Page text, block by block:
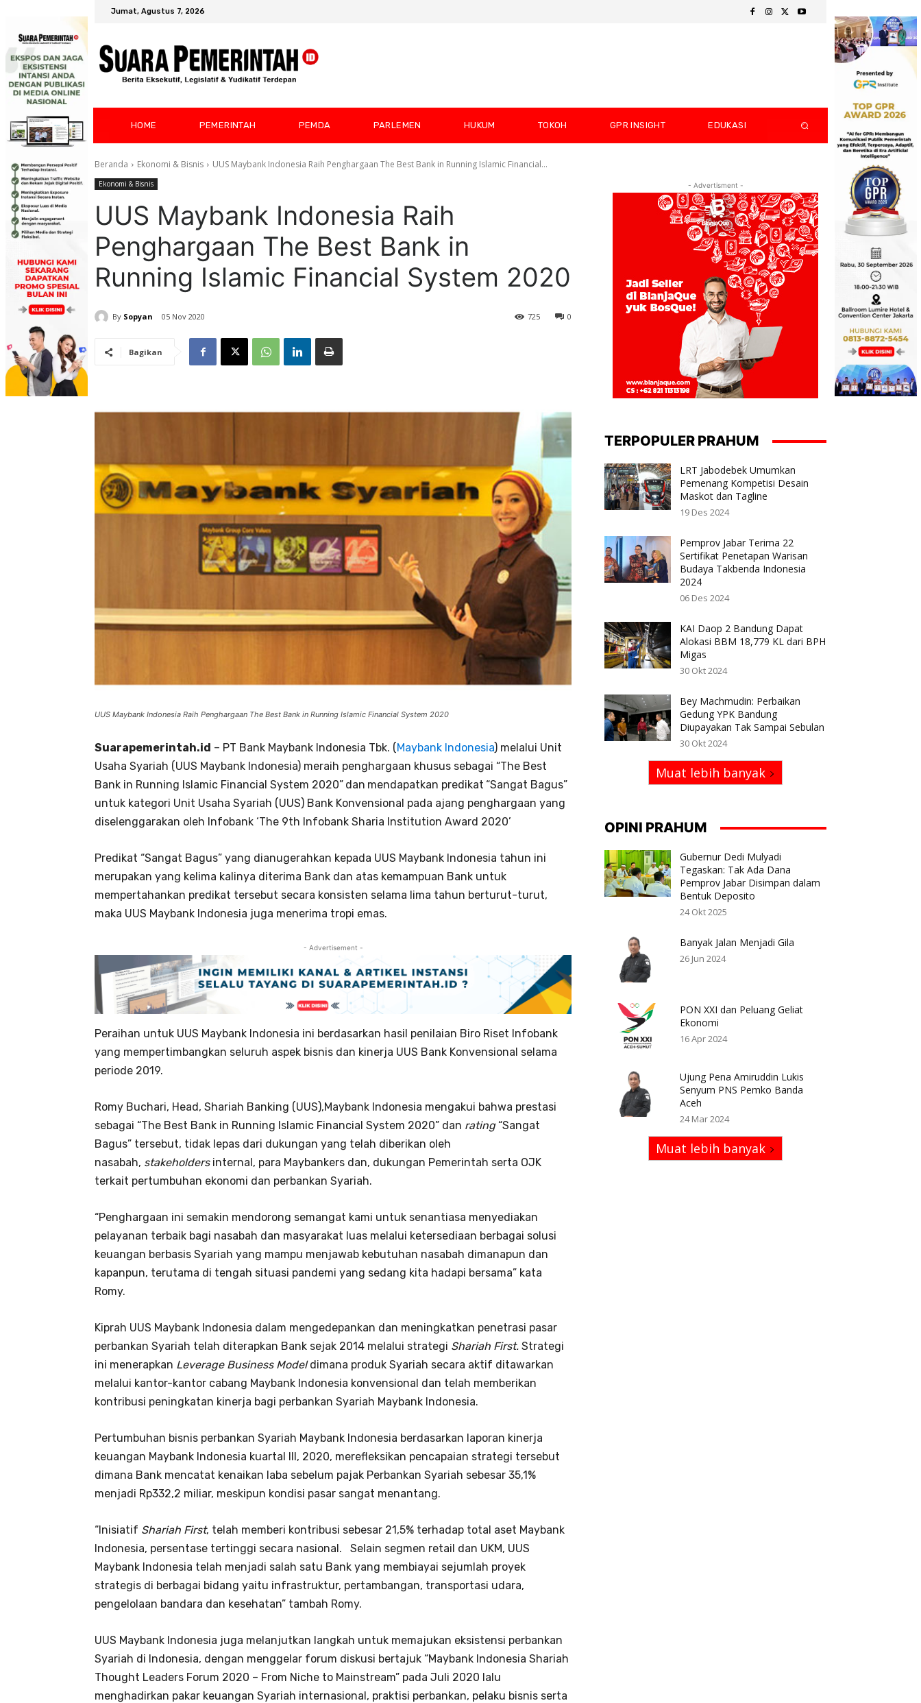
Jumat, Agustus 7, 2026
HOME PEMERINTAH PEMDA PARLEMEN HUKUM TOKOH GPR INSIGHT EDUKASI
Beranda Ekonomi & Bisnis UUS Maybank Indonesia Raih Penghargaan The Best Bank in Running Islamic Financial...
Ekonomi & Bisnis
UUS Maybank Indonesia Raih
Penghargaan The Best Bank in
Running Islamic Financial System 2020
By Sopyan 05 Nov 2020 0
725
Bagikan
UUS Maybank Indonesia Raih Penghargaan The Best Bank in Running Islamic Financial System 2020
Suarapemerintah.id – PT Bank Maybank Indonesia Tbk. (Maybank Indonesia) melalui Unit
Usaha Syariah (UUS Maybank Indonesia) meraih penghargaan khusus sebagai “The Best
Bank in Running Islamic Financial System 2020” dan mendapatkan predikat “Sangat Bagus”
untuk kategori Unit Usaha Syariah (UUS) Bank Konvensional pada ajang penghargaan yang
diselenggarakan oleh Infobank ‘The 9th Infobank Sharia Institution Award 2020’
Predikat “Sangat Bagus” yang dianugerahkan kepada UUS Maybank Indonesia tahun ini
merupakan yang kelima kalinya diterima Bank dan atas kemampuan Bank untuk
mempertahankan predikat tersebut secara konsisten selama lima tahun berturut-turut,
maka UUS Maybank Indonesia juga menerima tropi emas.
- Advertisement -
Peraihan untuk UUS Maybank Indonesia ini berdasarkan hasil penilaian Biro Riset Infobank
yang mempertimbangkan seluruh aspek bisnis dan kinerja UUS Bank Konvensional selama
periode 2019.
Romy Buchari, Head, Shariah Banking (UUS),Maybank Indonesia mengakui bahwa prestasi
sebagai “The Best Bank in Running Islamic Financial System 2020” dan rating“Sangat
Bagus” tersebut, tidak lepas dari dukungan yang telah diberikan oleh
nasabah, stakeholdersinternal, para Maybankers dan, dukungan Pemerintah serta OJK
terkait pertumbuhan ekonomi dan perbankan Syariah.
“Penghargaan ini semakin mendorong semangat kami untuk senantiasa menyediakan
pelayanan terbaik bagi nasabah dan masyarakat luas melalui ketersediaan berbagai solusi
keuangan berbasis Syariah yang mampu menjawab kebutuhan nasabah dimanapun dan
kapanpun, terutama di tengah situasi pandemi yang sedang kita hadapi bersama” kata
Romy.
Kiprah UUS Maybank Indonesia dalam mengedepankan dan meningkatkan penetrasi pasar
perbankan Syariah telah diterapkan Bank sejak 2014 melalui strategi Shariah First. Strategi
ini menerapkan Leverage Business Modeldimana produk Syariah secara aktif ditawarkan
melalui kantor-kantor cabang Maybank Indonesia konvensional dan telah memberikan
kontribusi peningkatan kinerja bagi perbankan Syariah Maybank Indonesia.
Pertumbuhan bisnis perbankan Syariah Maybank Indonesia berdasarkan laporan kinerja
keuangan Maybank Indonesia kuartal III, 2020, merefleksikan pencapaian strategi tersebut
dimana Bank mencatat kenaikan laba sebelum pajak Perbankan Syariah sebesar 35,1%
menjadi Rp332,2 miliar, meskipun kondisi pasar sangat menantang.
“Inisiatif Shariah First, telah memberi kontribusi sebesar 21,5% terhadap total aset Maybank
Indonesia, persentase tertinggi secara nasional. Selain segmen retail dan UKM, UUS
Maybank Indonesia telah menjadi salah satu Bank yang membiayai sejumlah proyek
strategis di berbagai bidang yaitu infrastruktur, pertambangan, transportasi udara,
pengelolaan bandara dan kesehatan” tambah Romy.
UUS Maybank Indonesia juga melanjutkan langkah untuk memajukan eksistensi perbankan
Syariah di Indonesia, dengan menggelar forum diskusi bertajuk “Maybank Indonesia Shariah
Thought Leaders Forum 2020 – From Niche to Mainstream” pada Juli 2020 lalu
menghadirkan pakar keuangan Syariah internasional, praktisi perbankan, pelaku bisnis serta
- Advertisment -
TERPOPULER PRAHUM
LRT Jabodebek Umumkan
Pemenang Kompetisi Desain
Maskot dan Tagline
19 Des 2024
Pemprov Jabar Terima 22
Sertifikat Penetapan Warisan
Budaya Takbenda Indonesia
2024
06 Des 2024
KAI Daop 2 Bandung Dapat
Alokasi BBM 18,779 KL dari BPH
Migas
30 Okt 2024
Bey Machmudin: Perbaikan
Gedung YPK Bandung
Diupayakan Tak Sampai Sebulan
30 Okt 2024
Muat lebih banyak
OPINI PRAHUM
Gubernur Dedi Mulyadi
Tegaskan: Tak Ada Dana
Pemprov Jabar Disimpan dalam
Bentuk Deposito
24 Okt 2025
Banyak Jalan Menjadi Gila
26 Jun 2024
PON XXI dan Peluang Geliat
Ekonomi
16 Apr 2024
Ujung Pena Amiruddin Lukis
Senyum PNS Pemko Banda
Aceh
24 Mar 2024
Muat lebih banyak